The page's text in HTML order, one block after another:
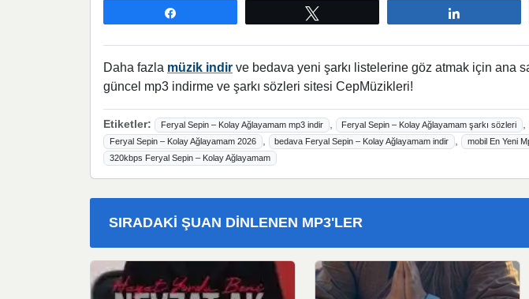
Daha fazla müzik indir ve bedava yeni şarkı listelerine göz atmak için ana
güncel mp3 indirme ve şarkı sözleri sitesi CepMüzikleri!
Etiketler: Feryal Sepin – Kolay Ağlayamam mp3 indir , Feryal Sepin – Kolay Ağlayamam şarkı sözleri ,
Feryal Sepin – Kolay Ağlayamam 2026 , bedava Feryal Sepin – Kolay Ağlayamam indir , mobil En Yeni
320kbps Feryal Sepin – Kolay Ağlayamam
SIRADAKI ŞUAN DINLENEN MP3'LER